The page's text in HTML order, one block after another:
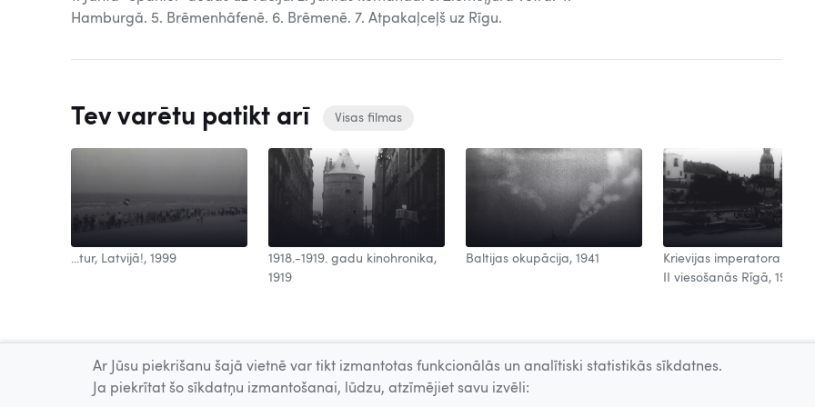
Hamburgā. 5. Brēmenhāfenē. 6. Brēmenē. 7. Atpakaļceļš uz Rīgu.
Tev varētu patikt arī Visas filmas
...tur, Latvijā!, 1999
1918.-1919. gadu kinohronika,
1919
Baltijas okupācija, 1941
Krievijas imperatora
II viesošanās Rīgā, 1910
Ar Jūsu piekrišanu šajā vietnē var tikt izmantotas funkcionālās un analītiski statistikās sīkdatnes.
Ja piekrītat šo sīkdatņu izmantošanai, lūdzu, atzīmējiet savu izvēli: